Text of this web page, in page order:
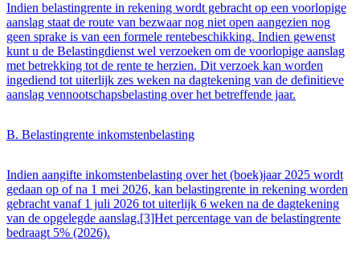
Indien belastingrente in rekening wordt gebracht op een voorlopige
aanslag staat de route van bezwaar nog niet open aangezien nog
geen sprake is van een formele rentebeschikking. Indien gewenst
kunt u de Belastingdienst wel verzoeken om de voorlopige aanslag
met betrekking tot de rente te herzien. Dit verzoek kan worden
ingediend tot uiterlijk zes weken na dagtekening van de definitieve
aanslag vennootschapsbelasting over het betreffende jaar.
B. Belastingrente inkomstenbelasting
Indien aangifte inkomstenbelasting over het (boek)jaar 2025 wordt
gedaan op of na 1 mei 2026, kan belastingrente in rekening worden
gebracht vanaf 1 juli 2026 tot uiterlijk 6 weken na de dagtekening
van de opgelegde aanslag.[3]Het percentage van de belastingrente
bedraagt 5% (2026).